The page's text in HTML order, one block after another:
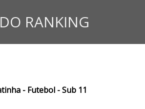
RANKING
- Futebol - Sub 11